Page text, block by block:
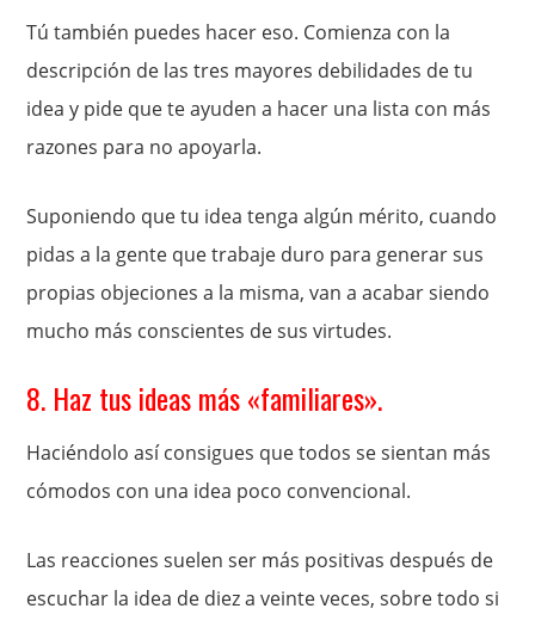
Tú también puedes hacer eso. Comienza con la
descripción de las tres mayores debilidades de tu
idea y pide que te ayuden a hacer una lista con más
razones para no apoyarla.
Suponiendo que tu idea tenga algún mérito, cuando
pidas a la gente que trabaje duro para generar sus
propias objeciones a la misma, van a acabar siendo
mucho más conscientes de sus virtudes.
8. Haz tus ideas más «familiares».
Haciéndolo así consigues que todos se sientan más
cómodos con una idea poco convencional.
Las reacciones suelen ser más positivas después de
escuchar la idea de diez a veinte veces, sobre todo si